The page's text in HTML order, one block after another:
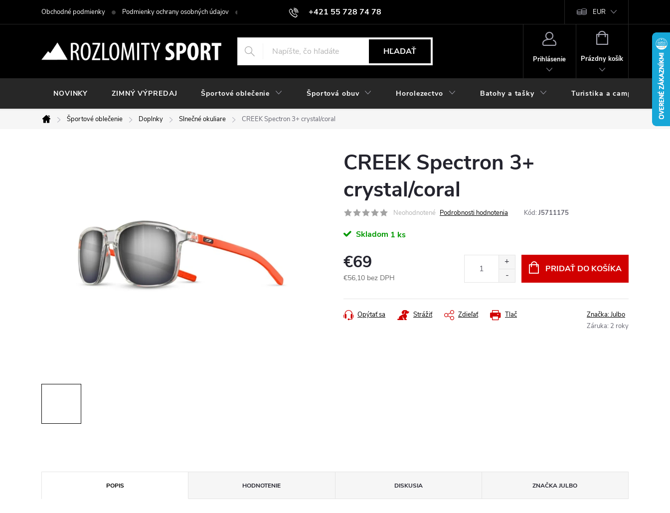
+421 55 728 74 78
objednavky@rozlomitysport.sk
Obchodné podmienky Podmienky ochrany osobných údajov Kontakt Hodnotenie obchodu EUR
HĽADAŤ
Prihlásenie
NÁKUPNÝ
Prázdny košík
NOVINKY ZIMNÝ VÝPREDAJ Športové oblečenie Športová obuv Horolezectvo Batohy a tašky Turistika a camping
Domov
Športové oblečenie Doplnky Slnečné okuliare CREEK Spectron 3+ crystal/coral
CREEK Spectron 3+
crystal/coral
Neohodnotené Podrobnosti hodnotenia Kód: J5711175
Skladom 1 ks
€69
€56,10 bez DPH
cena:
PRIDAŤ DO KOŠÍKA
Tlač
Opýtať sa Strážiť Zdieľať Značka:Julbo
Záruka: 2 roky
POPIS HODNOTENIE DISKUSIA ZNAČKAJULBO